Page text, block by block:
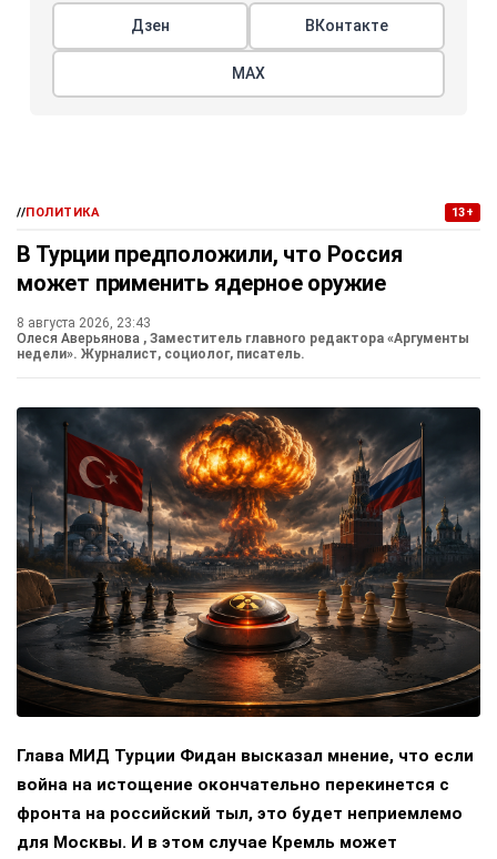
Дзен ВКонтакте
МАХ
//ПОЛИТИКА 13+
В Турции предположили, что Россия
может применить ядерное оружие
8 августа 2026, 23:43
Олеся Аверьянова , Заместитель главного редактора «Аргументы
недели». Журналист, социолог, писатель.
Глава МИД Турции Фидан высказал мнение, что если
война на истощение окончательно перекинется с
фронта на российский тыл, это будет неприемлемо
для Москвы. И в этом случае Кремль может